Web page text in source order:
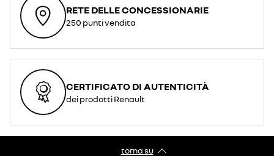
RETE DELLE CONCESSIONARIE
250 punti vendita
CERTIFICATO DI AUTENTICITÀ
dei prodotti Renault
torna su